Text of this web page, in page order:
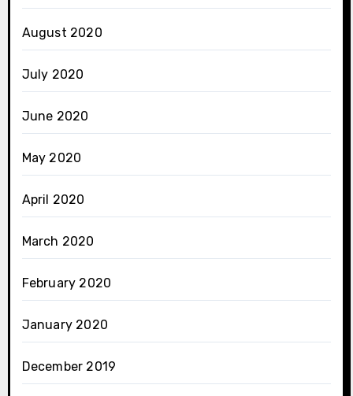
August 2020
July 2020
June 2020
May 2020
April 2020
March 2020
February 2020
January 2020
December 2019